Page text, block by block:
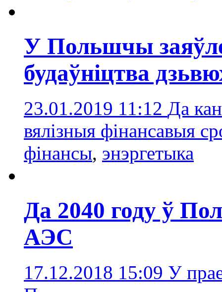
У Польшчы
будаўніцтва
23.01.2019 11:12 Да
вялізныя фінансавыя
фінансы, энэргетыка
Да 2040 году ў
АЭС
17.12.2018 15:09 У